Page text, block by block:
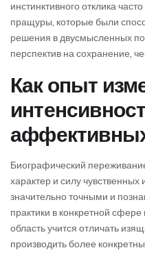
инстинктивного отклика
пращуры, которые были
решения в двусмысленных
перспектив на сохранение,
Как опыт
Биографический
характер и силу
значительно точными и
практики в конкретной
область учится отличать
производить более